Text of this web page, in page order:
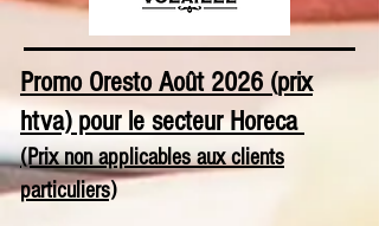
Promo Oresto Août 2026 (prix
htva) pour le secteur Horeca
(Prix non applicables aux clients
particuliers)